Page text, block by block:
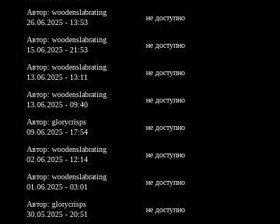
Автор: woodenslabrating
26.06.2025 - 13:53
не доступно
Автор: woodenslabrating
15.06.2025 - 21:53
не доступно
Автор: woodenslabrating
13.06.2025 - 13:11
не доступно
Автор: woodenslabrating
13.06.2025 - 09:40
не доступно
Автор: glorycrisps
09.06.2025 - 17:54
не доступно
Автор: woodenslabrating
02.06.2025 - 12:14
не доступно
Автор: woodenslabrating
01.06.2025 - 03:01
не доступно
Автор: glorycrisps
30.05.2025 - 20:51
не доступно